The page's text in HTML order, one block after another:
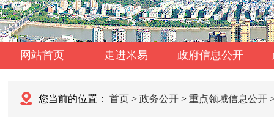
网站首页 走进米易 政府信息公开
您当前的位置： 首页 > 政务公开 > 重点领域信息公开